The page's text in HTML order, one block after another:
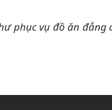
phục vụ đồ ăn